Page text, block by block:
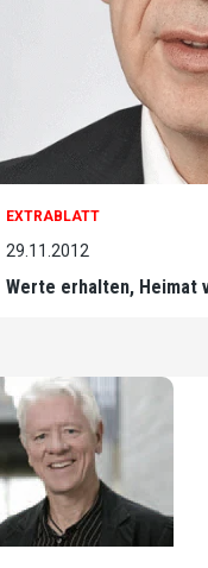
EXTRABLATT
29.11.2012
Werte erhalten, Heimat